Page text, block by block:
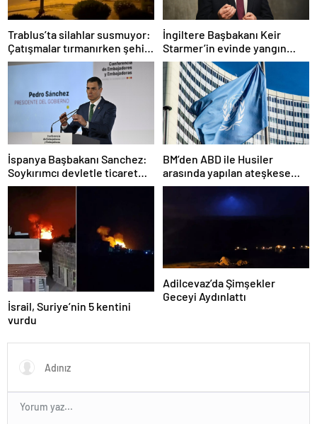
Trablus’ta silahlar susmuyor:
Çatışmalar tırmanırken şehir
alarmda
İngiltere Başbakanı Keir
Starmer’in evinde yangın
çıktı
İspanya Başbakanı Sanchez:
Soykırımcı devletle ticaret
yapmayız
BM’den ABD ile Husiler
arasında yapılan ateşkese
ilişkin değerlendirme
İsrail, Suriye’nin 5 kentini
vurdu
Adilcevaz’da Şimşekler
Geceyi Aydınlattı